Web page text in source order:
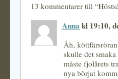
13 kommentarer till
Anna kl 19:10,
Åh,
skulle det
måste fjolårets
nya börjat